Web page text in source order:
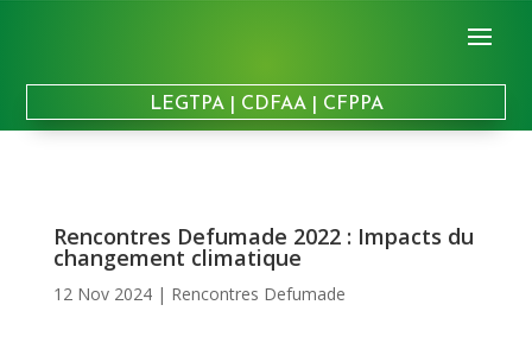
LEGTPA| CDFAA| CFPPA
Rencontres Defumade 2022 : Impacts du
changement climatique
12 Nov 2024| Rencontres Defumade